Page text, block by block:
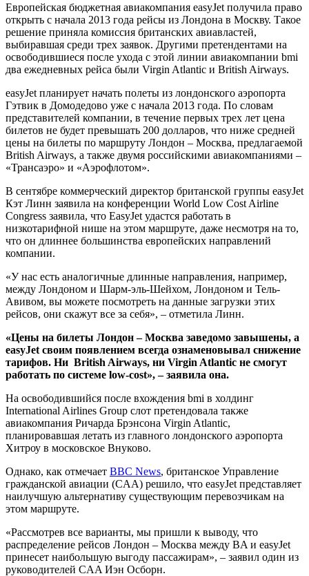
Европейская бюджетная авиакомпания easyJet получила право
открыть с начала 2013 года рейсы из Лондона в Москву. Такое
решение приняла комиссия британских авиавластей,
выбиравшая среди трех заявок. Другими претендентами на
освободившиеся после ухода с этой линии авиакомпании bmi
два ежедневных рейса были Virgin Atlantic и British Airways.
easyJet планирует начать полеты из лондонского аэропорта
Гэтвик в Домодедово уже с начала 2013 года. По словам
представителей компании, в течение первых трех лет цена
билетов не будет превышать 200 долларов, что ниже средней
цены на билеты по маршруту Лондон – Москва, предлагаемой
British Airways, а также двумя российскими авиакомпаниями –
«Трансаэро» и «Аэрофлотом».
В сентябре коммерческий директор британской группы easyJet
Кэт Линн заявила на конференции World Low Cost Airline
Сongress заявила, что EasyJet удастся работать в
низкотарифной нише на этом маршруте, даже несмотря на то,
что он длиннее большинства европейских направлений
компании.
«У нас есть аналогичные длинные направления, например,
между Лондоном и Шарм-эль-Шейхом, Лондоном и Тель-
Авивом, вы можете посмотреть на данные загрузки этих
рейсов, они скажут все за себя», – отметила Линн.
«Цены на билеты Лондон – Москва заведомо завышены, а
easyJet своим появлением всегда ознаменовывал снижение
тарифов. Ни British Airways, ни Virgin Atlantic не смогут
работать по системе low-cost», – заявила она.
На освободившийся после вхождения bmi в холдинг
International Airlines Group слот претендовала также
авиакомпания Ричарда Брэнсона Virgin Atlantic,
планировавшая летать из главного лондонского аэропорта
Хитроу в московское Внуково.
Однако, как отмечает BBC News, британское Управление
гражданской авиации (CAA) решило, что easyJet представляет
наилучшую альтернативу существующим перевозчикам на
этом маршруте.
«Рассмотрев все варианты, мы пришли к выводу, что
распределение рейсов Лондон – Москва между BA и easyJet
принесет наибольшую выгоду пассажирам», – заявил один из
руководителей CAA Иэн Осборн.